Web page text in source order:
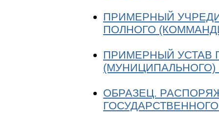
ПРИМЕРНЫЙ
ПОЛНОГО
ПРИМЕРНЫЙ УСТАВ
ОБРАЗЕЦ.